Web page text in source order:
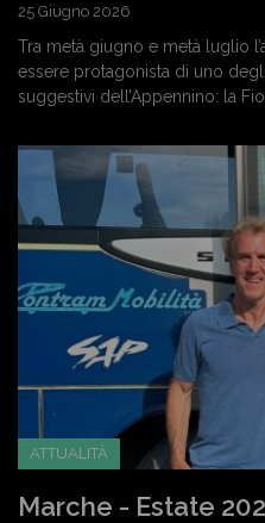
25 Giugno 2026
Tra metà giugno e metà luglio
essere protagonista di uno
suggestivi dell’Appennino: la
ATTUALITÀ
Marche - Estate